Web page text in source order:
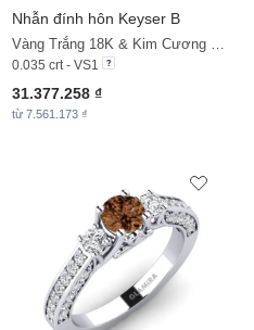
Nhẫn đính hôn Keyser B
0.035 crt - VS1
31.377.258 ₫
từ 7.561.173 ₫